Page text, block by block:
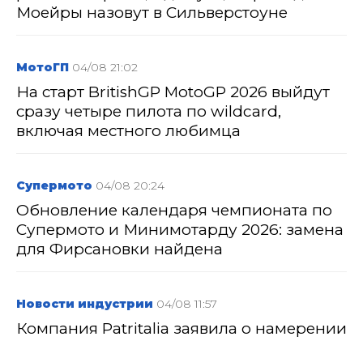
Моейры назовут в Сильверстоуне
МотоГП 04/08 21:02
На старт BritishGP MotoGP 2026 выйдут
сразу четыре пилота по wildcard,
включая местного любимца
Супермото 04/08 20:24
Обновление календаря чемпионата по
Супермото и Минимотарду 2026: замена
для Фирсановки найдена
Новости индустрии 04/08 11:57
Компания Patritalia заявила о намерении